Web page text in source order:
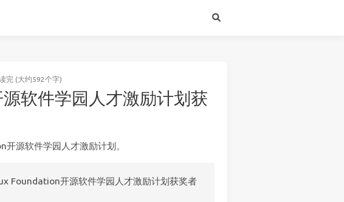
完 (大约592个字)
软件学园人才激励计划获
源软件学园人才激励计划。
Foundation开源软件学园人才激励计划获奖者